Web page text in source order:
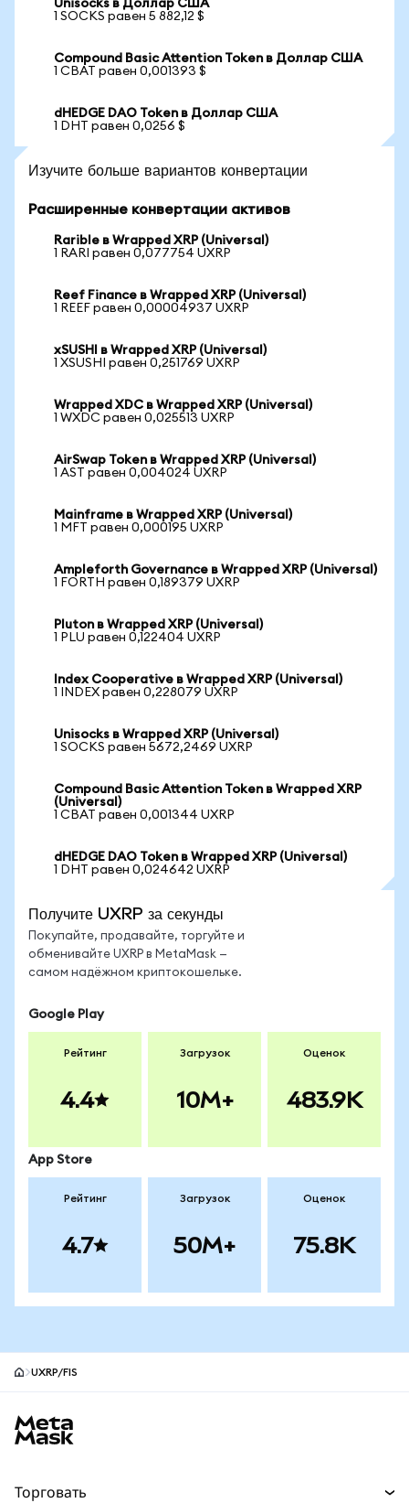
Unisocks в Доллар США
1 SOCKS равен 5 882,12 $
Compound Basic Attention Token в Доллар США
1 CBAT равен 0,001393 $
dHEDGE DAO Token в Доллар США
1 DHT равен 0,0256 $
Изучите больше вариантов конвертации
Расширенные конвертации активов
Rarible в Wrapped XRP (Universal)
1 RARI равен 0,077754 UXRP
Reef Finance в Wrapped XRP (Universal)
1 REEF равен 0,00004937 UXRP
xSUSHI в Wrapped XRP (Universal)
1 XSUSHI равен 0,251769 UXRP
Wrapped XDC в Wrapped XRP (Universal)
1 WXDC равен 0,025513 UXRP
AirSwap Token в Wrapped XRP (Universal)
1 AST равен 0,004024 UXRP
Mainframe в Wrapped XRP (Universal)
1 MFT равен 0,000195 UXRP
Ampleforth Governance в Wrapped XRP (Universal)
1 FORTH равен 0,189379 UXRP
Pluton в Wrapped XRP (Universal)
1 PLU равен 0,122404 UXRP
Index Cooperative в Wrapped XRP (Universal)
1 INDEX равен 0,228079 UXRP
Unisocks в Wrapped XRP (Universal)
1 SOCKS равен 5672,2469 UXRP
Compound Basic Attention Token в Wrapped XRP
(Universal)
1 CBAT равен 0,001344 UXRP
dHEDGE DAO Token в Wrapped XRP (Universal)
1 DHT равен 0,024642 UXRP
Получите UXRP за секунды
Покупайте, продавайте, торгуйте и
обменивайте UXRP в MetaMask —
самом надёжном криптокошельке.
Google Play
Рейтинг
4.4
Загрузок
10M+
Оценок
483.9K
App Store
Рейтинг
4.7
Загрузок
50M+
Оценок
75.8K
UXRP/FIS
Торговать